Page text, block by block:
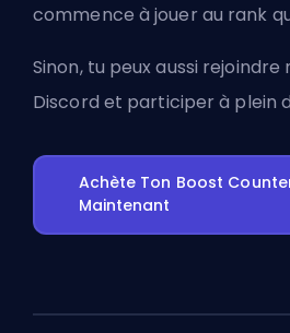
commence à jouer au rank
Sinon, tu peux aussi rejoindre
Discord et participer à plein
Achète Ton Boost
Maintenant